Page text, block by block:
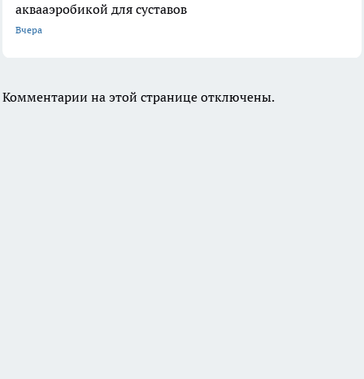
аквааэробикой для суставов
Вчера
Комментарии на этой странице отключены.